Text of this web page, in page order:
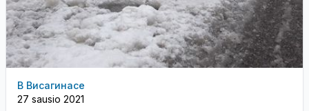
В Висагинасе
27 sausio 2021